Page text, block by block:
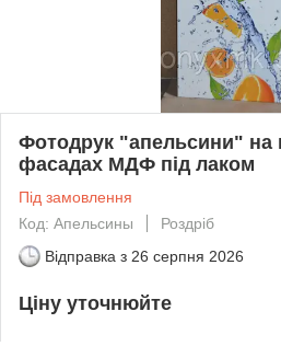
Фотодрук "апельсини" на
фасадах МДФ під лаком
Під замовлення
Код: Апельсины
Роздріб
Відправка з 26 серпня 2026
Ціну уточнюйте